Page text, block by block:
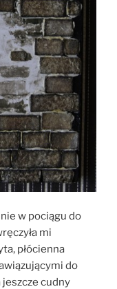
w pociągu do
mi
płócienna
do
jeszcze cudny